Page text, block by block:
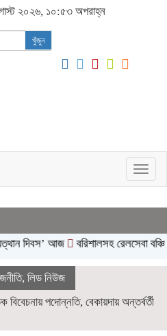
২০২৬, ১০:৫৩ অপরাহ্ন
খুঁজুন
আজ
বরিশালসহ রেলসেবা বঞ্চিত ১৬
, লিড নিউজ
বিবেচনায় পদোন্নতি, বেকায়দায় অন্তর্বর্তী